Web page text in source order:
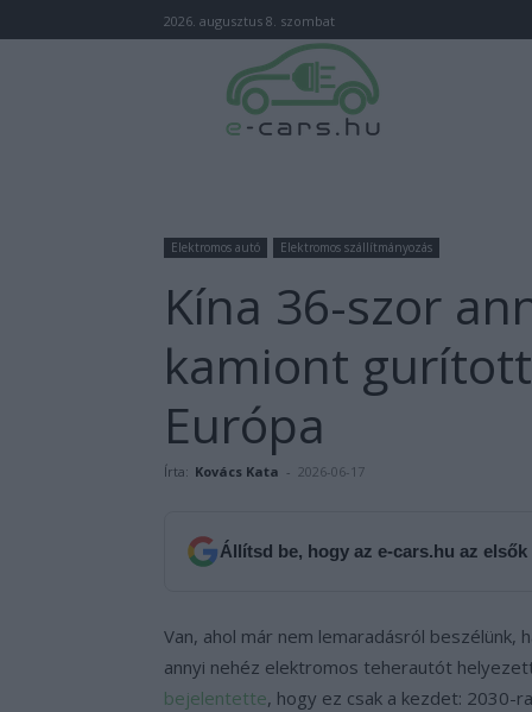
2026. augusztus 8. szombat
Elektromos autó Elektromos szállítmányozás
Kína 36-szor
kamiont
Európa
Írta: Kovács Kata - 2026-06-17
Állítsd be, hogy az e-cars.hu az
Van, ahol már nem lemaradásról beszélünk,
annyi nehéz elektromos teherautót
bejelentette, hogy ez csak a kezdet: 2030-